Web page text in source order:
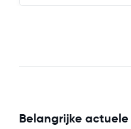
Belangrijke